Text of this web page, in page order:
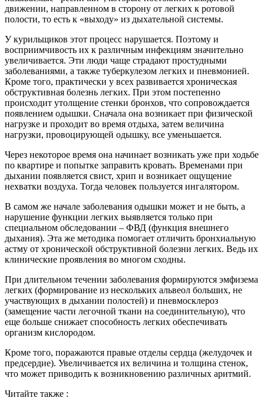
движении, направленном в сторону от легких к ротовой
полости, то есть к «выходу» из дыхательной системы.
У курильщиков этот процесс нарушается. Поэтому и
восприимчивость их к различным инфекциям значительно
увеличивается. Эти люди чаще страдают простудными
заболеваниями, а также туберкулезом легких и пневмонией.
Кроме того, практически у всех развивается хроническая
обструктивная болезнь легких. При этом постепенно
происходит утолщение стенки бронхов, что сопровождается
появлением одышки. Сначала она возникает при физической
нагрузке и проходит во время отдыха, затем величина
нагрузки, провоцирующей одышку, все уменьшается.
Через некоторое время она начинает возникать уже при ходьбе
по квартире и попытке заправить кровать. Временами при
дыхании появляется свист, хрип и возникает ощущение
нехватки воздуха. Тогда человек пользуется ингалятором.
В самом же начале заболевания одышки может и не быть, а
нарушение функции легких выявляется только при
специальном обследовании – ФВД (функция внешнего
дыхания). Эта же методика помогает отличить бронхиальную
астму от хронической обструктивной болезни легких. Ведь их
клинические проявления во многом сходны.
При длительном течении заболевания формируются эмфизема
легких (формирование из нескольких альвеол больших, не
участвующих в дыхании полостей) и пневмосклероз
(замещение части легочной ткани на соединительную), что
еще больше снижает способность легких обеспечивать
организм кислородом.
Кроме того, поражаются правые отделы сердца (желудочек и
предсердие). Увеличивается их величина и толщина стенок,
что может приводить к возникновению различных аритмий.
Читайте также :